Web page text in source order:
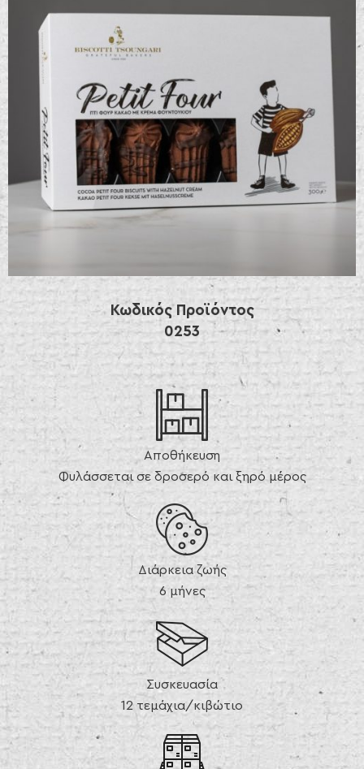
Κωδικός Προϊόντος
0253
Αποθήκευση
Φυλάσσεται σε δροσερό και ξηρό μέρος
Διάρκεια ζωής
6 μήνες
Συσκευασία
12 τεμάχια/κιβώτιο